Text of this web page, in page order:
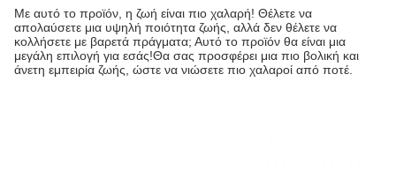
Με αυτό το προϊόν, η ζωή είναι πιο χαλαρή! Θέλετε να
απολαύσετε μια υψηλή ποιότητα ζωής, αλλά δεν θέλετε να
κολλήσετε με βαρετά πράγματα; Αυτό το προϊόν θα είναι μια
μεγάλη επιλογή για εσάς!Θα σας προσφέρει μια πιο βολική και
άνετη εμπειρία ζωής, ώστε να νιώσετε πιο χαλαροί από ποτέ.